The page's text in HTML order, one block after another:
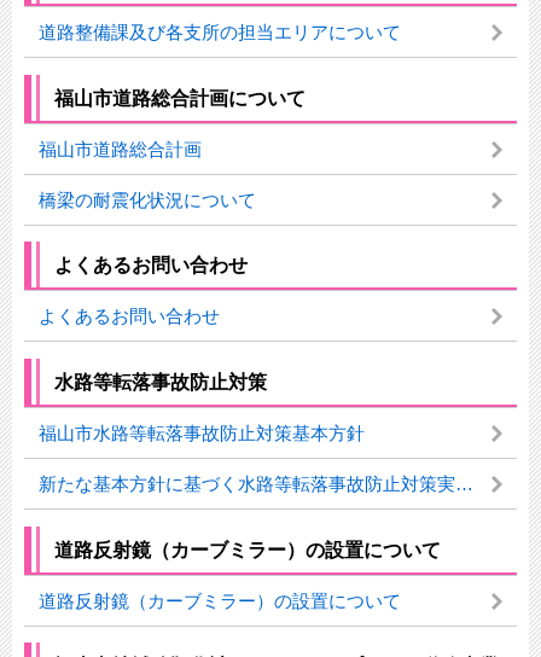
道路整備課及び各支所の担当エリアについて
福山市道路総合計画について
福山市道路総合計画
橋梁の耐震化状況について
よくあるお問い合わせ
よくあるお問い合わせ
水路等転落事故防止対策
福山市水路等転落事故防止対策基本方針
新たな基本方針に基づく水路等転落事故防止対策実施計画
道路反射鏡（カーブミラー）の設置について
道路反射鏡（カーブミラー）の設置について